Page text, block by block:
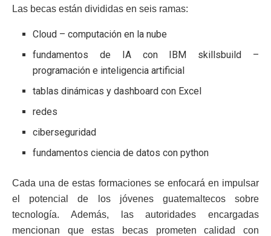
Las becas están divididas en seis ramas:
Cloud – computación en la nube
fundamentos de IA con IBM skillsbuild –
programación e inteligencia artificial
tablas dinámicas y dashboard con Excel
redes
ciberseguridad
fundamentos ciencia de datos con python
Cada una de estas formaciones se enfocará en impulsar
el potencial de los jóvenes guatemaltecos sobre
tecnología. Además, las autoridades encargadas
mencionan que estas becas prometen calidad con